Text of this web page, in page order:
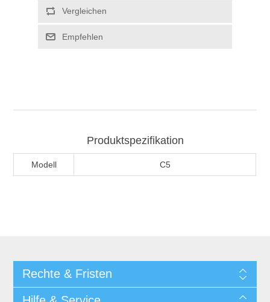
Produktspezifikation
Modell C5
Rechte & Fristen